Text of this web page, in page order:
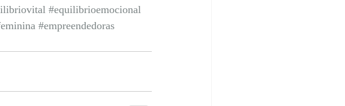
#equilibrioemocional
#empreendedoras